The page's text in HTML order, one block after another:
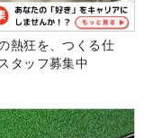
熱狂を、つくる仕
タッフ募集中